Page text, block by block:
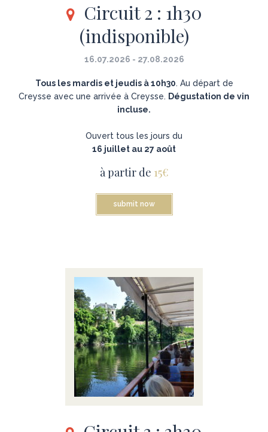
Circuit 2 : 1h30
(indisponible)
16.07.2026 - 27.08.2026
Tous les mardis et jeudis à 10h30. Au départ de
Creysse avec une arrivée à Creysse. Dégustation de vin
incluse.
Ouvert tous les jours du
16 juillet au 27 août
à partir de 15€
submit now